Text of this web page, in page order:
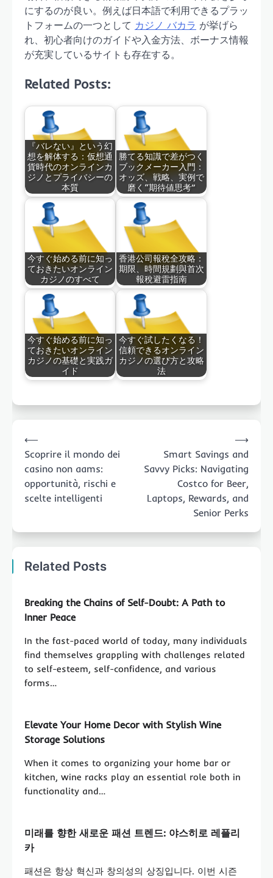
にするのが良い。例えば日本語で利用できるプラッ
トフォームの一つとして カジノ バカラ が挙げら
れ、初心者向けのガイドや入金方法、ボーナス情報
が充実しているサイトも存在する。
Related Posts:
『バレない』という幻
想を解体する：仮想通
貨時代のオンラインカ
ジノとプライバシーの
本質
勝てる知識で差がつく
ブックメーカー入門：
オッズ、戦略、実例で
磨く“期待値思考”
今すぐ始める前に知っ
ておきたいオンライン
カジノのすべて
香港公司報稅全攻略：
期限、時間規劃與首次
報稅避雷指南
今すぐ始める前に知っ
ておきたいオンライン
カジノの基礎と実践ガ
イド
今すぐ試したくなる！
信頼できるオンライン
カジノの選び方と攻略
法
navigation
⟵
Scoprire il mondo dei
casino non aams:
opportunità, rischi e
scelte intelligenti
Smart Savings and
Savvy Picks: Navigating
Costco for Beer,
Laptops, Rewards, and
Senior Perks
⟶
Related Posts
Breaking the Chains of Self-Doubt: A Path to
Inner Peace
In the fast-paced world of today, many individuals
find themselves grappling with challenges related
to self-esteem, self-confidence, and various
forms…
Elevate Your Home Decor with Stylish Wine
Storage Solutions
When it comes to organizing your home bar or
kitchen, wine racks play an essential role both in
functionality and…
미래를 향한 새로운 패션 트렌드: 야스히로 레플리
카
패션은 항상 혁신과 창의성의 상징입니다. 이번 시즌